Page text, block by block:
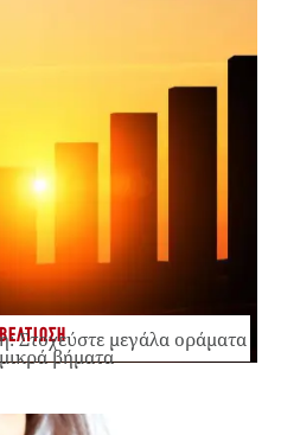
Στοχεύστε μεγάλα οράματα
βήματα